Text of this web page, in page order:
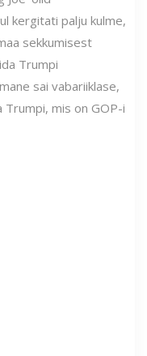
kergitati palju kulme,
sekkumisest
Trumpi
sai vabariiklase,
Trumpi, mis on GOP-i